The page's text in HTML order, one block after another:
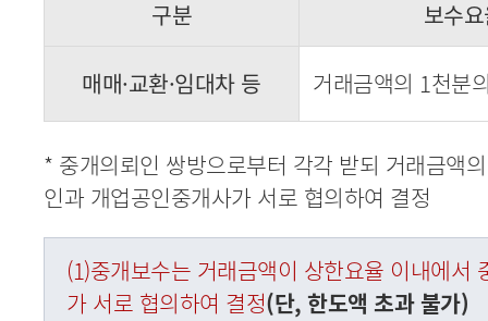
구분 보수
매매·교환·임대차 등 거래금액의 1천분
* 중개의뢰인 쌍방으로부터 각각 받되 거래금액
인과 개업공인중개사가 서로 협의하여 결정
(1)중개보수는 거래금액이 상한요율 이내에서
가 서로 협의하여 결정(단, 한도액 초과 불가)